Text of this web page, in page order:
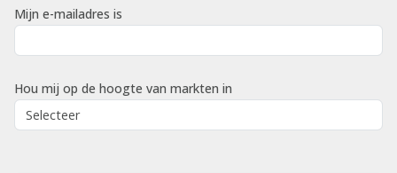
Mijn e-mailadres is
Hou mij op de hoogte van markten in